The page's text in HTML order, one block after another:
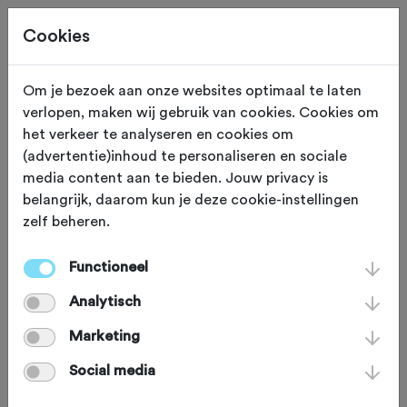
Valkenburg
Cauberg
Misschien wel de bekendste helling
van Nederland en elk jaar
scherprechter in de Amstel Gold Race.
De helling begint vanuit hartje
Valkenburg en is naast de Amstel ook
Cookies
Om je bezoek aan onze websites optimaal te laten
verlopen, maken wij gebruik van cookies. Cookies om
het verkeer te analyseren en cookies om
(advertentie)inhoud te personaliseren en sociale
media content aan te bieden. Jouw privacy is
belangrijk, daarom kun je deze cookie-instellingen
zelf beheren.
Functioneel
Analytisch
Marketing
Social media